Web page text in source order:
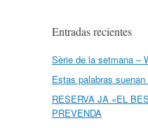
Entradas recientes
Sèrie de la setmana –
Estas palabras
RESERVA JA «EL
PREVENDA